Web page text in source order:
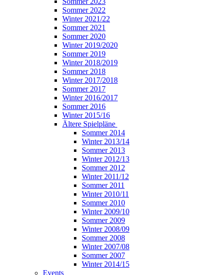
Sommer 2022
Winter 2021/22
Sommer 2021
Sommer 2020
Winter 2019/2020
Sommer 2019
Winter 2018/2019
Sommer 2018
Winter 2017/2018
Sommer 2017
Winter 2016/2017
Sommer 2016
Winter 2015/16
Ältere Spielpläne
Sommer 2014
Winter 2013/14
Sommer 2013
Winter 2012/13
Sommer 2012
Winter 2011/12
Sommer 2011
Winter 2010/11
Sommer 2010
Winter 2009/10
Sommer 2009
Winter 2008/09
Sommer 2008
Winter 2007/08
Sommer 2007
Winter 2014/15
Events